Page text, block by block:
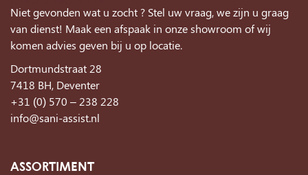
Niet gevonden wat u zocht ? Stel uw vraag, we zijn u graag
van dienst! Maak een afspaak in onze showroom of wij
komen advies geven bij u op locatie.
Dortmundstraat 28
7418 BH, Deventer
+31 (0) 570 – 238 228
info@sani-assist.nl
ASSORTIMENT